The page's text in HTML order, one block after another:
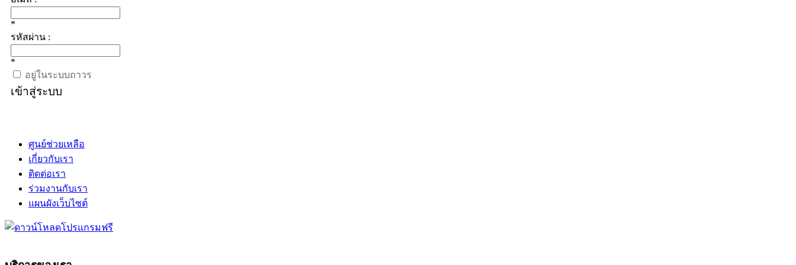
*
รหัสผ่าน :
*
อยู่ในระบบถาวร
เข้าสู่ระบบ
ศูนย์ช่วยเหลือ
เกี่ยวกับเรา
ติดต่อเรา
ร่วมงานกับเรา
แผนผังเว็บไซต์